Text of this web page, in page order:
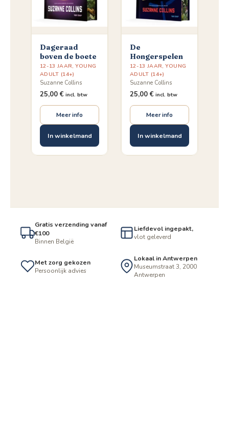
Dageraad
boven de boete
12-13 JAAR, YOUNG
ADULT (14+)
Suzanne Collins
25,00 € incl. btw
Meer info
In winkelmand
De
Hongerspelen
12-13 JAAR, YOUNG
ADULT (14+)
Suzanne Collins
25,00 € incl. btw
Meer info
In winkelmand
Gratis verzending vanaf
€100
Binnen België
Liefdevol ingepakt,
vlot geleverd
Met zorg gekozen
Persoonlijk advies
Lokaal in Antwerpen
Museumstraat 3, 2000
Antwerpen